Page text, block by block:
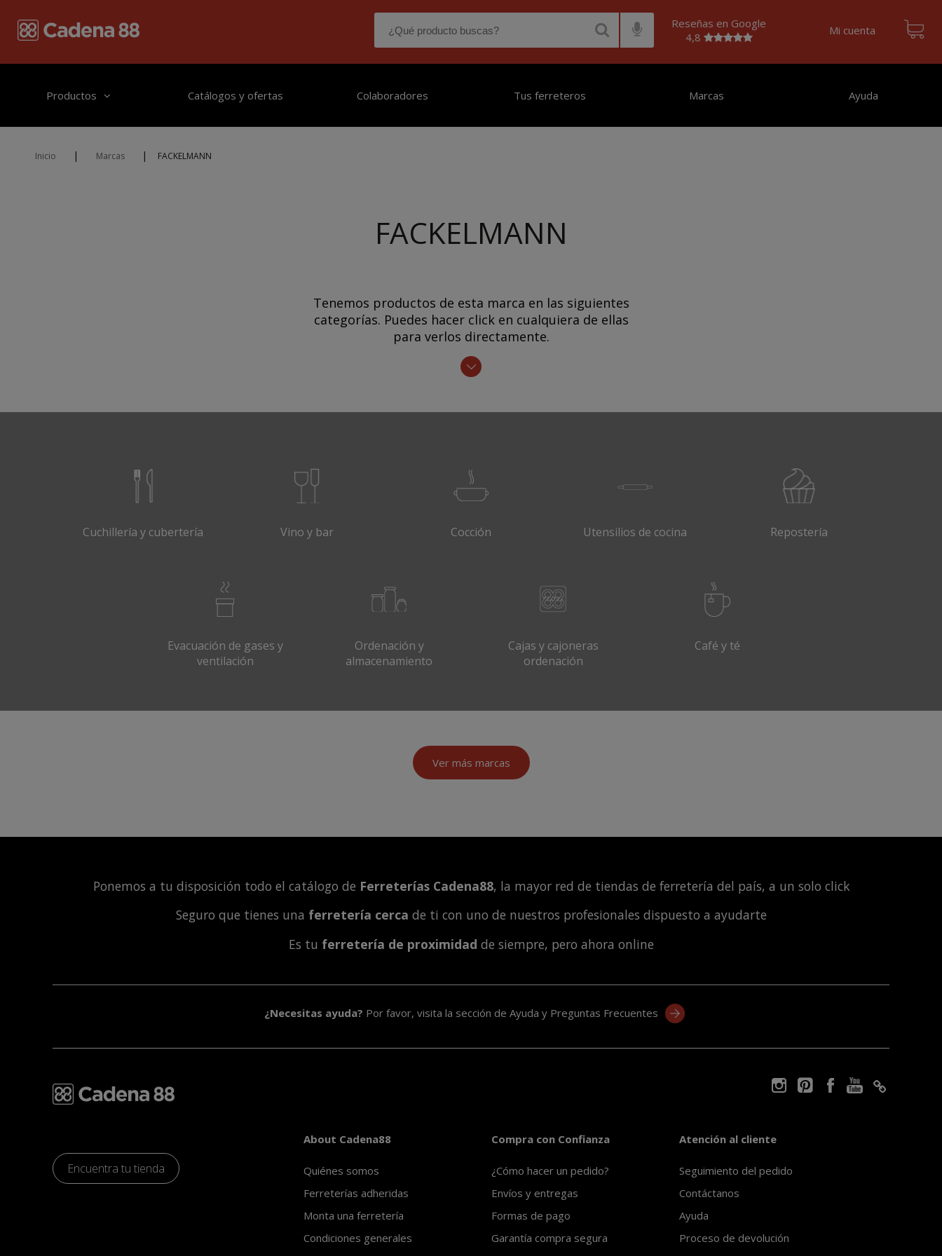
Reseñas en Google
4,8
Mi cuenta
Productos Catálogos y ofertas Colaboradores Tus ferreteros Marcas Ayuda
Inicio | Marcas | FACKELMANN
FACKELMANN
Tenemos productos de esta marca en las siguientes
categorías. Puedes hacer click en cualquiera de ellas
para verlos directamente.
Cuchillería y cubertería Vino y bar Cocción Utensilios de cocina Repostería
Evacuación de gases y
ventilación
Ordenación y
almacenamiento
Cajas y cajoneras
ordenación
Café y té
Ver más marcas
Ponemos a tu disposición todo el catálogo de Ferreterías Cadena88, la mayor red de tiendas de ferretería del país, a un solo click
Seguro que tienes una ferretería cerca de ti con uno de nuestros profesionales dispuesto a ayudarte
Es tu ferretería de proximidad de siempre, pero ahora online
¿Necesitas ayuda? Por favor, visita la sección de Ayuda y Preguntas Frecuentes
Encuentra tu tienda
About Cadena88
Quiénes somos
Ferreterías adheridas
Monta una ferretería
Condiciones generales
Compra con Confianza
¿Cómo hacer un pedido?
Envíos y entregas
Formas de pago
Garantía compra segura
Atención al cliente
Seguimiento del pedido
Contáctanos
Ayuda
Proceso de devolución